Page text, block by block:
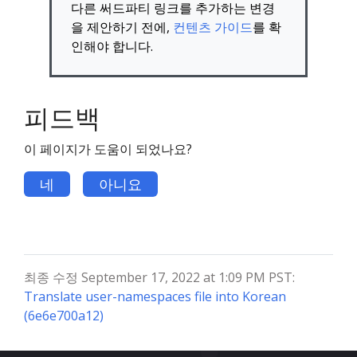
다른 써드파티 링크를 추가하는 변경
을 제안하기 전에, 컨텐츠 가이드를 확
인해야 합니다.
피드백
이 페이지가 도움이 되었나요?
네 아니요
최종 수정 September 17, 2022 at 1:09 PM PST:
Translate user-namespaces file into Korean
(6e6e700a12)